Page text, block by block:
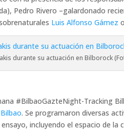
Pedro Rivero –galardonado
Luis Alfonso Gámez
durante su actuación en Bilborock
#BilbaoGazteNight-Tracking
. Se programaron diversas
incluyendo el espacio de la